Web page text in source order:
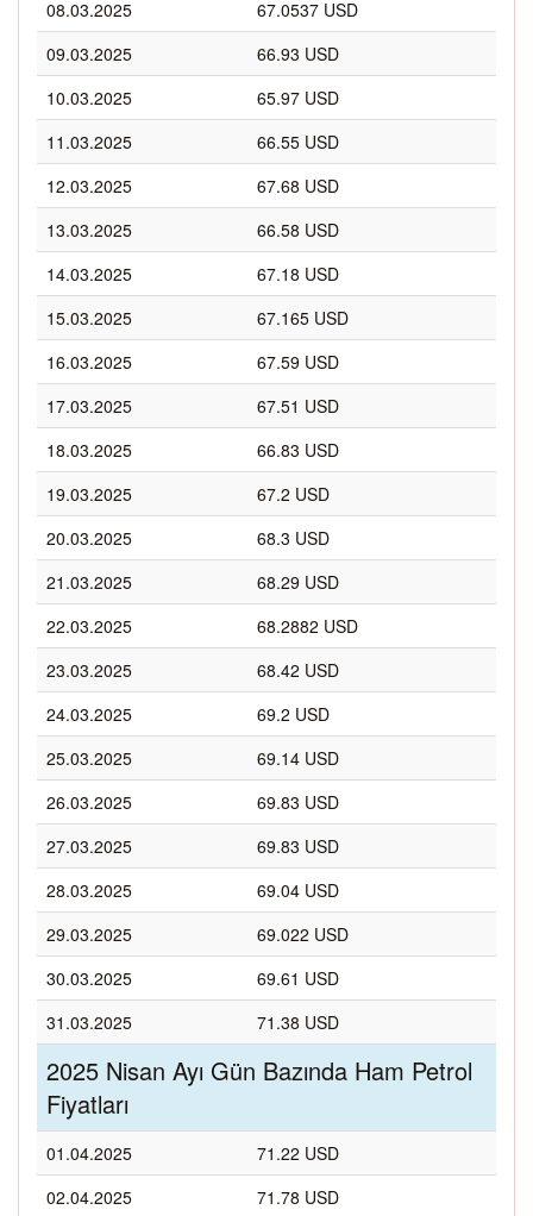
08.03.2025
67.0537 USD
09.03.2025
66.93 USD
10.03.2025
65.97 USD
11.03.2025
66.55 USD
12.03.2025
67.68 USD
13.03.2025
66.58 USD
14.03.2025
67.18 USD
15.03.2025
67.165 USD
16.03.2025
67.59 USD
17.03.2025
67.51 USD
18.03.2025
66.83 USD
19.03.2025
67.2 USD
20.03.2025
68.3 USD
21.03.2025
68.29 USD
22.03.2025
68.2882 USD
23.03.2025
68.42 USD
24.03.2025
69.2 USD
25.03.2025
69.14 USD
26.03.2025
69.83 USD
27.03.2025
69.83 USD
28.03.2025
69.04 USD
29.03.2025
69.022 USD
30.03.2025
69.61 USD
31.03.2025
71.38 USD
2025 Nisan Ayı Gün Bazında Ham Petrol
Fiyatları
01.04.2025
71.22 USD
02.04.2025
71.78 USD